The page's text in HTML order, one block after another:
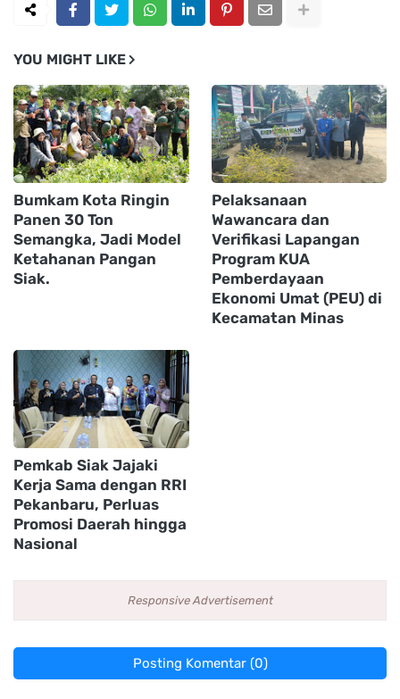
YOU MIGHT LIKE
Bumkam Kota Ringin
Panen 30 Ton
Semangka, Jadi Model
Ketahanan Pangan
Siak.
Pelaksanaan
Wawancara dan
Verifikasi Lapangan
Program KUA
Pemberdayaan
Ekonomi Umat (PEU) di
Kecamatan Minas ‎
Pemkab Siak Jajaki
Kerja Sama dengan RRI
Pekanbaru, Perluas
Promosi Daerah hingga
Nasional
Responsive Advertisement
Posting Komentar (0)